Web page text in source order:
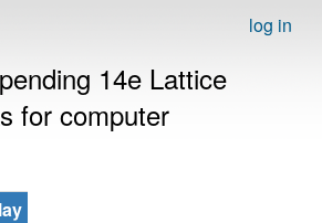
log in
14e Lattice
for computer